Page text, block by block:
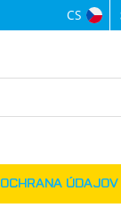
OCHRANA ÚDAJOV
CS